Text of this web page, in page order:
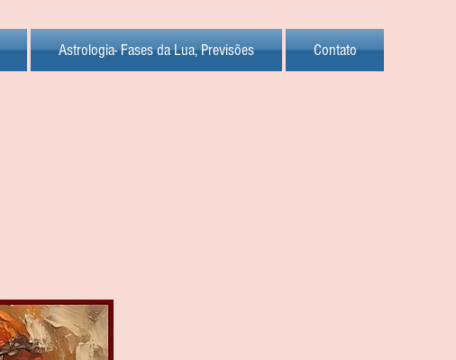
Astrologia- Fases da Lua, Previsões Contato